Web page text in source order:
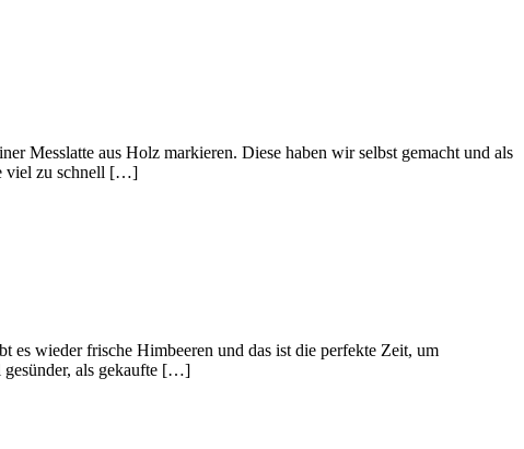
Messlatte aus Holz markieren. Diese haben wir selbst gemacht und als
viel zu schnell […]
es wieder frische Himbeeren und das ist die perfekte Zeit, um
gesünder, als gekaufte […]